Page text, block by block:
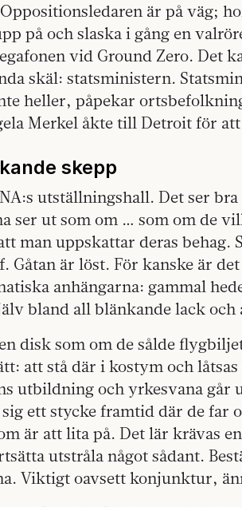
är på väg;
på och slaska i gång en
vid Ground Zero. Det
skäl: statsministern.
heller, påpekar
Merkel åkte till Detroit för
skepp
utställningshall. Det ser
ser ut som om … som om de
man uppskattar deras behag.
Gåtan är löst. För kanske är
anhängarna: gammal
bland all blänkande lack
disk som om de sålde
att stå där i kostym och
utbildning och yrkesvana går
ett stycke framtid där de
är att lita på. Det lär krävas
utstråla något sådant.
Viktigt oavsett konjunktur,